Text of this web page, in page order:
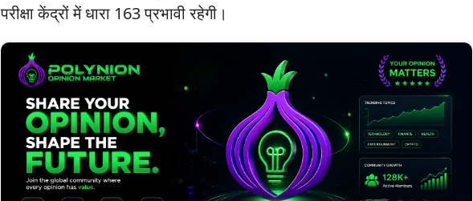
परीक्षा केंद्रों में धारा 163 प्रभावी रहेगी।